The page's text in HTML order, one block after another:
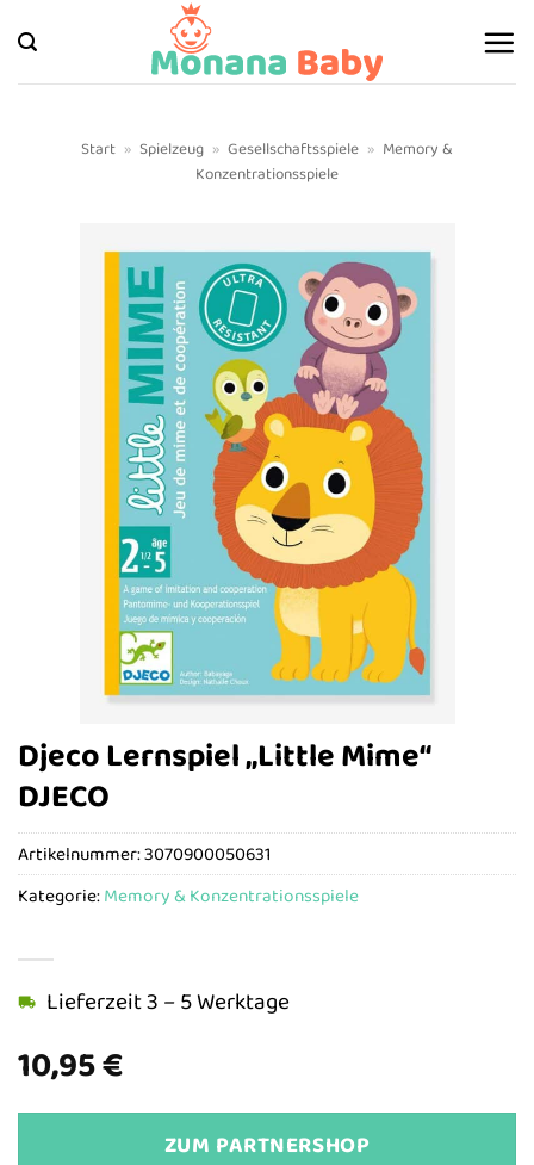
Inhalt
springen
Start » Spielzeug » Gesellschaftsspiele » Memory &
Konzentrationsspiele
Djeco Lernspiel „Little Mime“
DJECO
10,95€
Lieferzeit 3 – 5 Werktage
ZUM PARTNERSHOP
Artikelnummer:3070900050631
Kategorie:Memory & Konzentrationsspiele